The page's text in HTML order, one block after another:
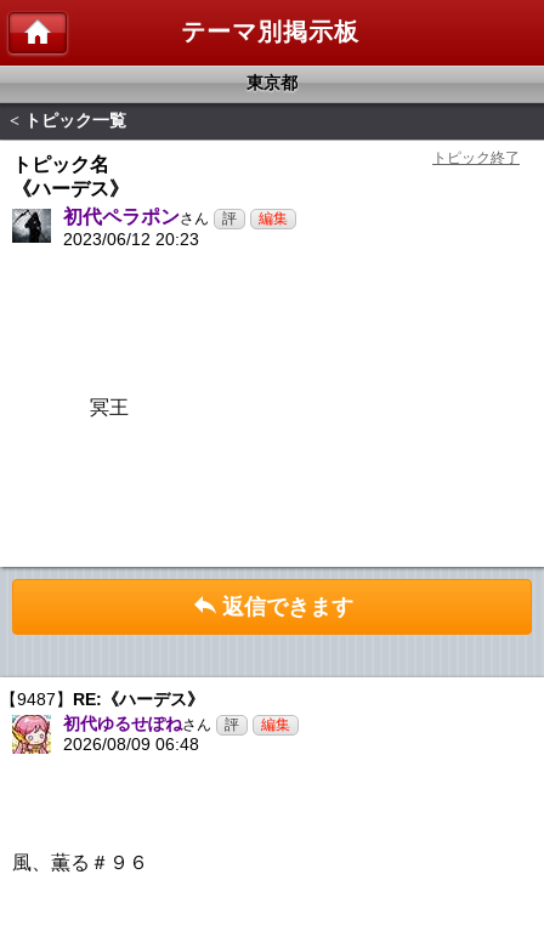
テーマ別掲示板
東京都
< トピック一覧
トピック名
《ハーデス》
初代ペラポンさん
2023/06/12 20:23
冥王
返信できます
【9487】 RE:《ハーデス》
初代ゆるせぽねさん
2026/08/09 06:48
風、薫る＃９６